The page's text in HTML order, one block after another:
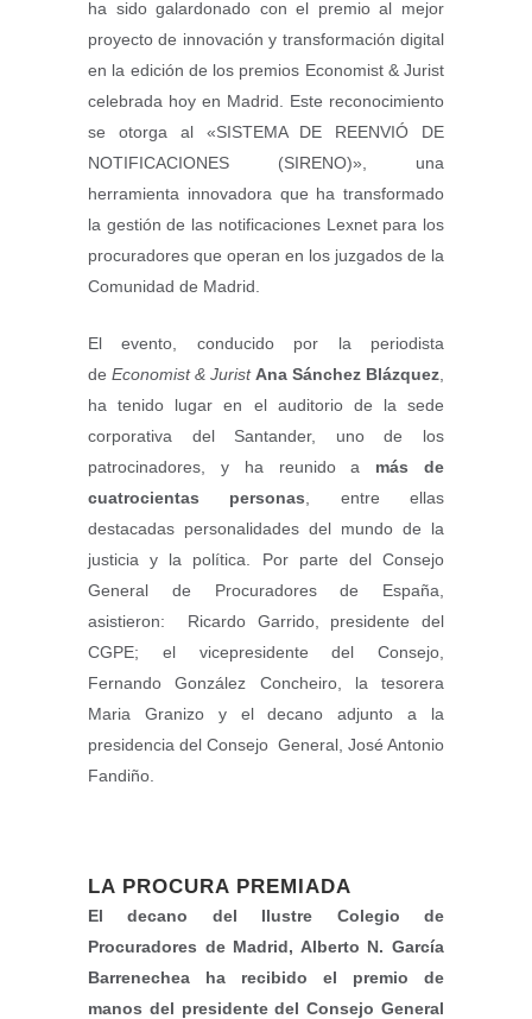
ha sido galardonado con el premio al mejor
proyecto de innovación y transformación digital
en la edición de los premios Economist & Jurist
celebrada hoy en Madrid. Este reconocimiento
se otorga al «SISTEMA DE REENVIÓ DE
NOTIFICACIONES (SIRENO)», una
herramienta innovadora que ha transformado
la gestión de las notificaciones Lexnet para los
procuradores que operan en los juzgados de la
Comunidad de Madrid.
El evento, conducido por la periodista
de Economist & Jurist Ana Sánchez Blázquez
ha tenido lugar en el auditorio de la sede
corporativa del Santander, uno de los
patrocinadores, y ha reunido a más de
cuatrocientas personas , entre ellas
destacadas personalidades del mundo de la
justicia y la política. Por parte del Consejo
General de Procuradores de España,
asistieron: Ricardo Garrido, presidente del
CGPE; el vicepresidente del Consejo,
Fernando González Concheiro, la tesorera
Maria Granizo y el decano adjunto a la
presidencia del Consejo General, José Antonio
Fandiño.
LA PROCURA PREMIADA
El decano del Ilustre Colegio de
Procuradores de Madrid, Alberto N. García
Barrenechea ha recibido el premio de
manos del presidente del Consejo General